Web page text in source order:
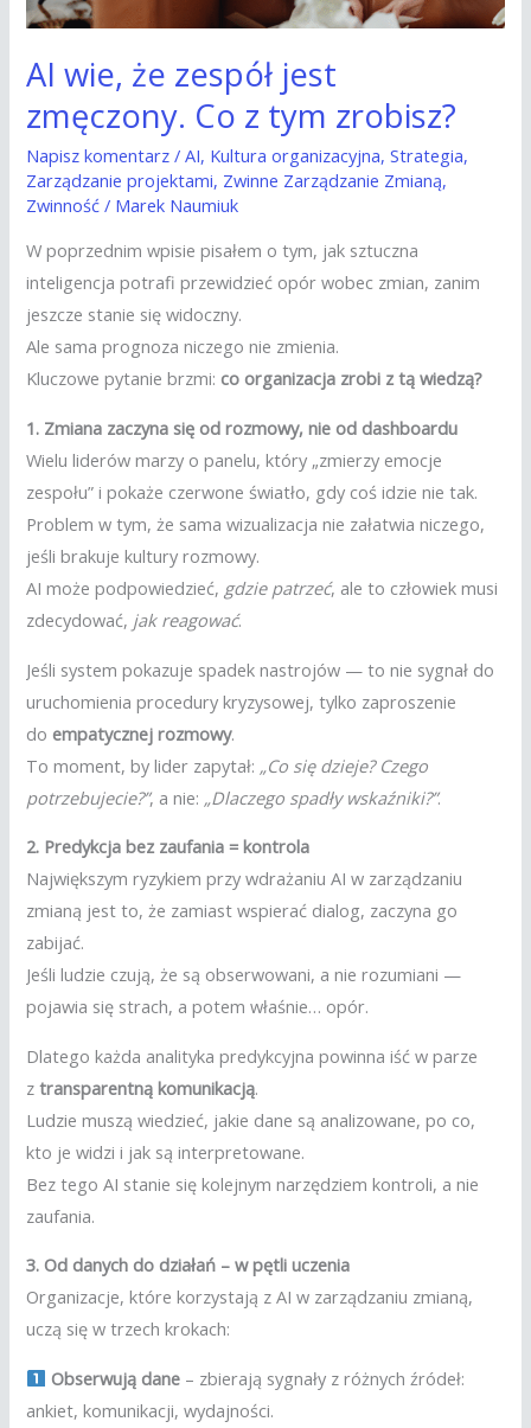
AI wie, że zespół jest
zmęczony. Co z tym zrobisz?
Napisz komentarz /AI, Kultura organizacyjna,Strategia,
Zarządzanie projektami, Zwinne Zarządzanie Zmianą,
Zwinność / Marek Naumiuk
W poprzednim wpisie pisałem o tym, jak sztuczna
inteligencja potrafi przewidzieć opór wobec zmian, zanim
jeszcze stanie się widoczny.
Ale sama prognoza niczego nie zmienia.
Kluczowe pytanie brzmi: co organizacja zrobi z tą wiedzą?
1. Zmiana zaczyna się od rozmowy, nie od dashboardu
Wielu liderów marzy o panelu, który „zmierzy emocje
zespołu” i pokaże czerwone światło, gdy coś idzie nie tak.
Problem w tym, że sama wizualizacja nie załatwia niczego,
jeśli brakuje kultury rozmowy.
AI może podpowiedzieć, gdzie patrzeć, ale to człowiek musi
zdecydować, jak reagować.
Jeśli system pokazuje spadek nastrojów — to nie sygnał do
uruchomienia procedury kryzysowej, tylko zaproszenie
do empatycznej rozmowy.
To moment, by lider zapytał: „Co się dzieje? Czego
potrzebujecie?”, a nie: „Dlaczego spadły wskaźniki?”.
2. Predykcja bez zaufania = kontrola
Największym ryzykiem przy wdrażaniu AI w zarządzaniu
zmianą jest to, że zamiast wspierać dialog, zaczyna go
zabijać.
Jeśli ludzie czują, że są obserwowani, a nie rozumiani —
pojawia się strach, a potem właśnie… opór.
Dlatego każda analityka predykcyjna powinna iść w parze
ztransparentną komunikacją.
Ludzie muszą wiedzieć, jakie dane są analizowane, po co,
kto je widzi i jak są interpretowane.
Bez tego AI stanie się kolejnym narzędziem kontroli, a nie
zaufania.
3. Od danych do działań – w pętli uczenia
Organizacje, które korzystają z AI w zarządzaniu zmianą,
uczą się w trzech krokach:
Obserwują dane – zbierają sygnały z różnych źródeł:
ankiet, komunikacji, wydajności.
tym
zrobisz?